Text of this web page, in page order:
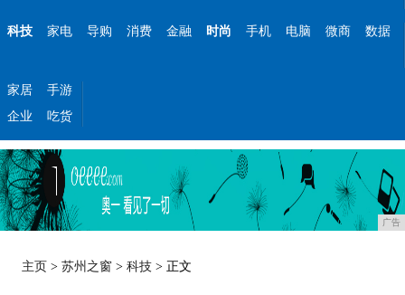
科技 家电 导购 消费 金融 时尚 手机 电脑 微商 数据
家居
手游
企业
吃货
广告
主页 >苏州之窗 >科技 > 正文